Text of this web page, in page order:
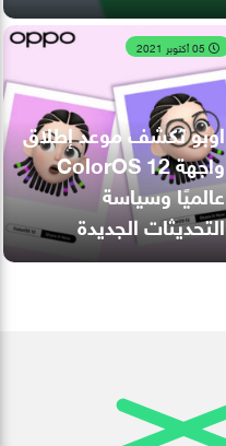
اوبو تكشف موعد إطلاق
واجهة ColorOS 12
عالميًا وسياسة
التحديثات الجديدة